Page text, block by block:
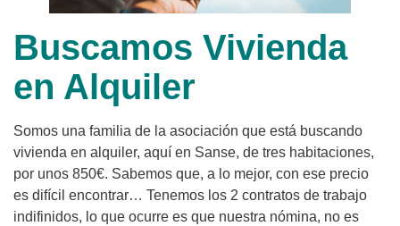
Buscamos Vivienda
en Alquiler
Somos una familia de la asociación que está buscando
vivienda en alquiler, aquí en Sanse, de tres habitaciones,
por unos 850€. Sabemos que, a lo mejor, con ese precio
es difícil encontrar… Tenemos los 2 contratos de trabajo
indifinidos, lo que ocurre es que nuestra nómina, no es